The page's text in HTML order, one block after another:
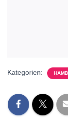
Kategorien: